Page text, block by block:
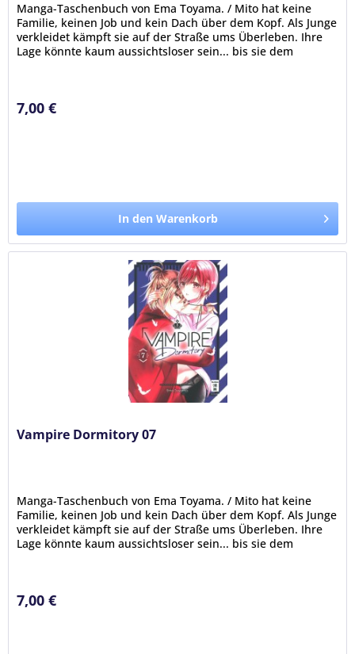
Manga-Taschenbuch von Ema Toyama. / Mito hat keine
Familie, keinen Job und kein Dach über dem Kopf. Als Junge
verkleidet kämpft sie auf der Straße ums Überleben. Ihre
Lage könnte kaum aussichtsloser sein... bis sie dem
7,00 €
In den Warenkorb
Vampire Dormitory 07
Manga-Taschenbuch von Ema Toyama. / Mito hat keine
Familie, keinen Job und kein Dach über dem Kopf. Als Junge
verkleidet kämpft sie auf der Straße ums Überleben. Ihre
Lage könnte kaum aussichtsloser sein... bis sie dem
7,00 €